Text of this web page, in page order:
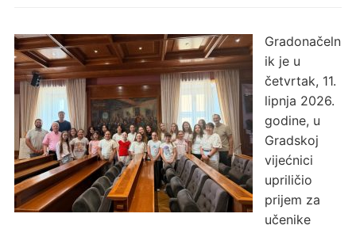
Gradonačeln
ik je u
četvrtak, 11.
lipnja 2026.
godine, u
Gradskoj
vijećnici
upriličio
prijem za
učenike